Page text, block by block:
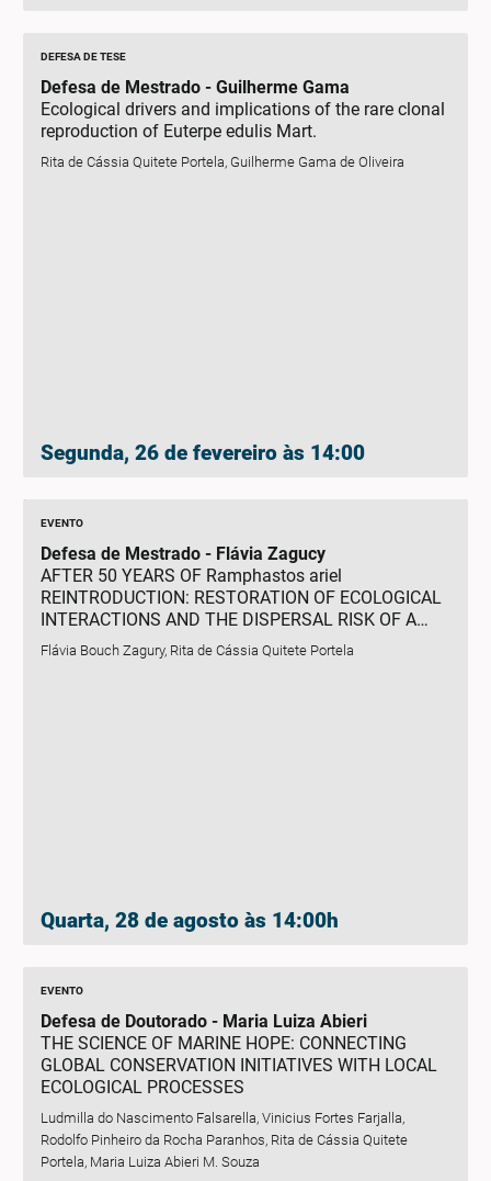
DEFESA DE TESE
Defesa de Mestrado - Guilherme Gama
Ecological drivers and implications of the rare clonal
reproduction of Euterpe edulis Mart.
Rita de Cássia Quitete Portela, Guilherme Gama de Oliveira
Segunda, 26 de fevereiro às 14:00
EVENTO
Defesa de Mestrado - Flávia Zagucy
AFTER 50 YEARS OF Ramphastos ariel
REINTRODUCTION: RESTORATION OF ECOLOGICAL
INTERACTIONS AND THE DISPERSAL RISK OF A
POTENTIAL INVASIVE PALM IN THE ATLANTIC
Flávia Bouch Zagury, Rita de Cássia Quitete Portela
Quarta, 28 de agosto às 14:00h
EVENTO
Defesa de Doutorado - Maria Luiza Abieri
THE SCIENCE OF MARINE HOPE: CONNECTING
GLOBAL CONSERVATION INITIATIVES WITH LOCAL
ECOLOGICAL PROCESSES
Ludmilla do Nascimento Falsarella, Vinicius Fortes Farjalla,
Rodolfo Pinheiro da Rocha Paranhos, Rita de Cássia Quitete
Portela, Maria Luiza Abieri M. Souza